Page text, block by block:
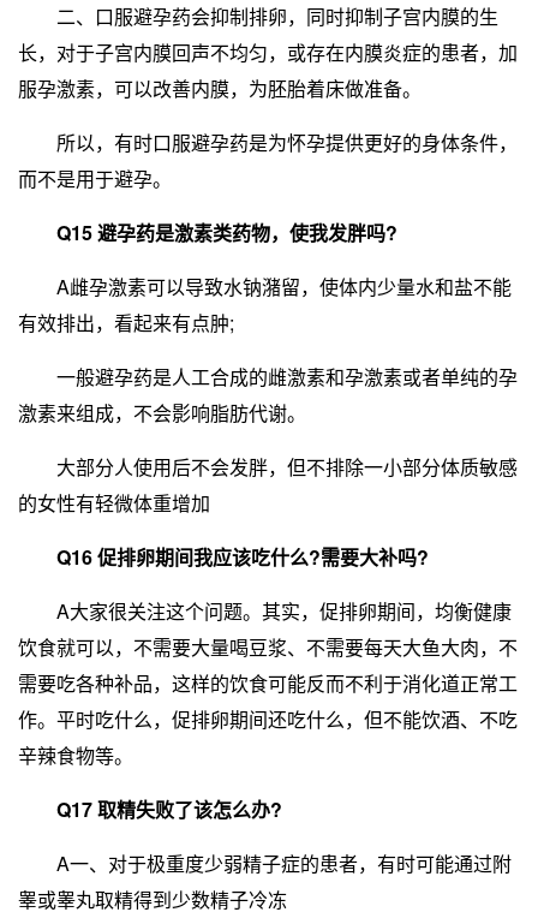
二、口服避孕药会抑制排卵，同时抑制子宫内膜的生
长，对于子宫内膜回声不均匀，或存在内膜炎症的患者，加
服孕激素，可以改善内膜，为胚胎着床做准备。
所以，有时口服避孕药是为怀孕提供更好的身体条件，
而不是用于避孕。
Q15 避孕药是激素类药物，使我发胖吗?
A雌孕激素可以导致水钠潴留，使体内少量水和盐不能
有效排出，看起来有点肿;
一般避孕药是人工合成的雌激素和孕激素或者单纯的孕
激素来组成，不会影响脂肪代谢。
大部分人使用后不会发胖，但不排除一小部分体质敏感
的女性有轻微体重增加
Q16 促排卵期间我应该吃什么?需要大补吗?
A大家很关注这个问题。其实，促排卵期间，均衡健康
饮食就可以，不需要大量喝豆浆、不需要每天大鱼大肉，不
需要吃各种补品，这样的饮食可能反而不利于消化道正常工
作。平时吃什么，促排卵期间还吃什么，但不能饮酒、不吃
辛辣食物等。
Q17 取精失败了该怎么办?
A一、对于极重度少弱精子症的患者，有时可能通过附
睾或睾丸取精得到少数精子冷冻